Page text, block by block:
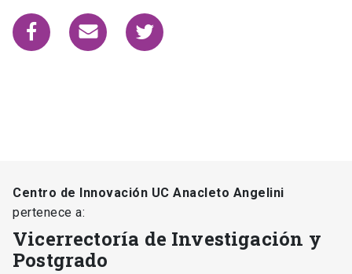
Centro de Innovación UC Anacleto Angelini
pertenece a:
Vicerrectoría de Investigación y
Postgrado